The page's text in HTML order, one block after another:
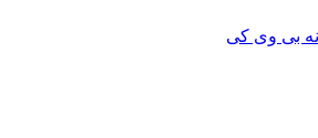
بی وی کی